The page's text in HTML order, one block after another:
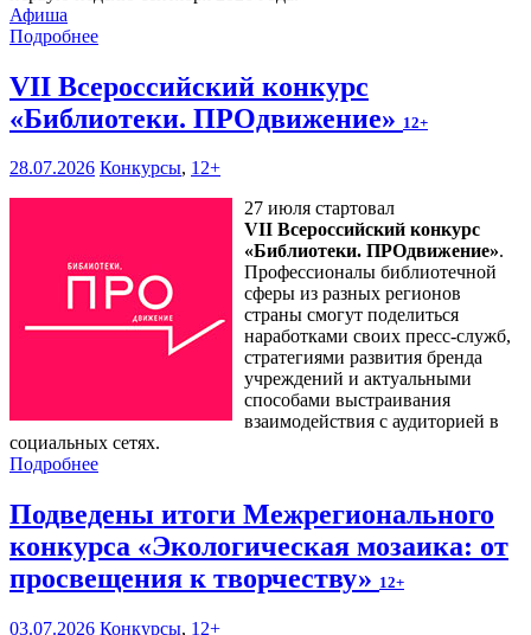
Афиша
Подробнее
VII Всероссийский конкурс
«Библиотеки. ПРОдвижение» 12+
28.07.2026 Конкурсы, 12+
27 июля стартовал
VII Всероссийский конкурс
«Библиотеки. ПРОдвижение».
Профессионалы библиотечной
сферы из разных регионов
страны смогут поделиться
наработками своих пресс-служб,
стратегиями развития бренда
учреждений и актуальными
способами выстраивания
взаимодействия с аудиторией в
социальных сетях.
Подробнее
Подведены итоги Межрегионального
конкурса «Экологическая мозаика: от
просвещения к творчеству» 12+
03.07.2026 Конкурсы, 12+